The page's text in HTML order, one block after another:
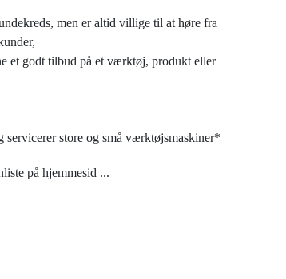
men er altid villige til at høre fra
et godt tilbud på et værktøj, produkt eller
servicerer store og små værktøjsmaskiner*
på hjemmesid ...